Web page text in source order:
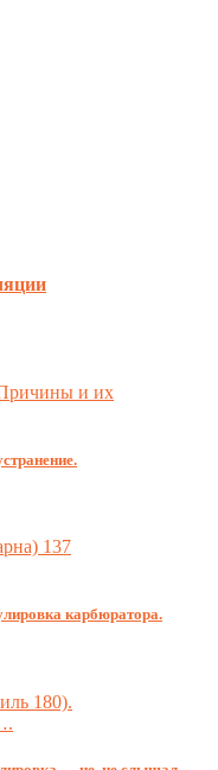
карбюратора.